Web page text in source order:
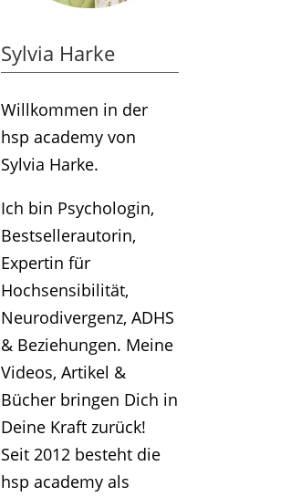
Sylvia Harke
Willkommen in der
hsp academy von
Sylvia Harke.
Ich bin Psychologin,
Bestsellerautorin,
Expertin für
Hochsensibilität,
Neurodivergenz, ADHS
& Beziehungen. Meine
Videos, Artikel &
Bücher bringen Dich in
Deine Kraft zurück!
Seit 2012 besteht die
hsp academy als